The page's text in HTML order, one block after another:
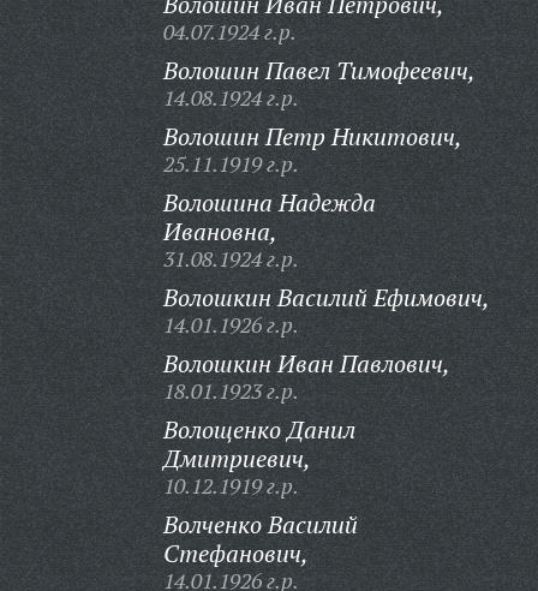
04.07.1924 г.р.
Волошин Павел Тимофеевич,
14.08.1924 г.р.
Волошин Петр Никитович,
25.11.1919 г.р.
Волошина Надежда
Ивановна,
31.08.1924 г.р.
Волошкин Василий Ефимович,
14.01.1926 г.р.
Волошкин Иван Павлович,
18.01.1923 г.р.
Волощенко Данил
Дмитриевич,
10.12.1919 г.р.
Волченко Василий
Стефанович,
14.01.1926 г.р.